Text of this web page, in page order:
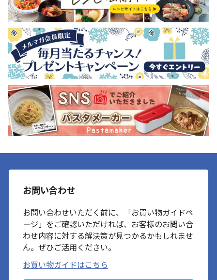
お問い合わせ
お問い合わせいただく前に、「お買い物ガイドペ
ージ」をご確認いただければ、お客様のお問い合
わせ内容に対する解決策が見つかるかもしれませ
ん。ぜひご活用ください。
お買い物ガイドはこちら